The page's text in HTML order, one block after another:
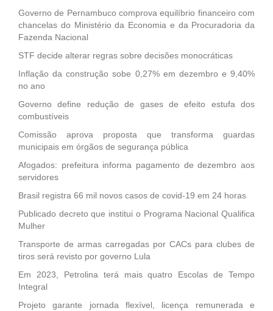
Governo de Pernambuco comprova equilíbrio financeiro com
chancelas do Ministério da Economia e da Procuradoria da
Fazenda Nacional
STF decide alterar regras sobre decisões monocráticas
Inflação da construção sobe 0,27% em dezembro e 9,40%
no ano
Governo define redução de gases de efeito estufa dos
combustíveis
Comissão aprova proposta que transforma guardas
municipais em órgãos de segurança pública
Afogados: prefeitura informa pagamento de dezembro aos
servidores
Brasil registra 66 mil novos casos de covid-19 em 24 horas
Publicado decreto que institui o Programa Nacional Qualifica
Mulher
Transporte de armas carregadas por CACs para clubes de
tiros será revisto por governo Lula
Em 2023, Petrolina terá mais quatro Escolas de Tempo
Integral
Projeto garante jornada flexível, licença remunerada e